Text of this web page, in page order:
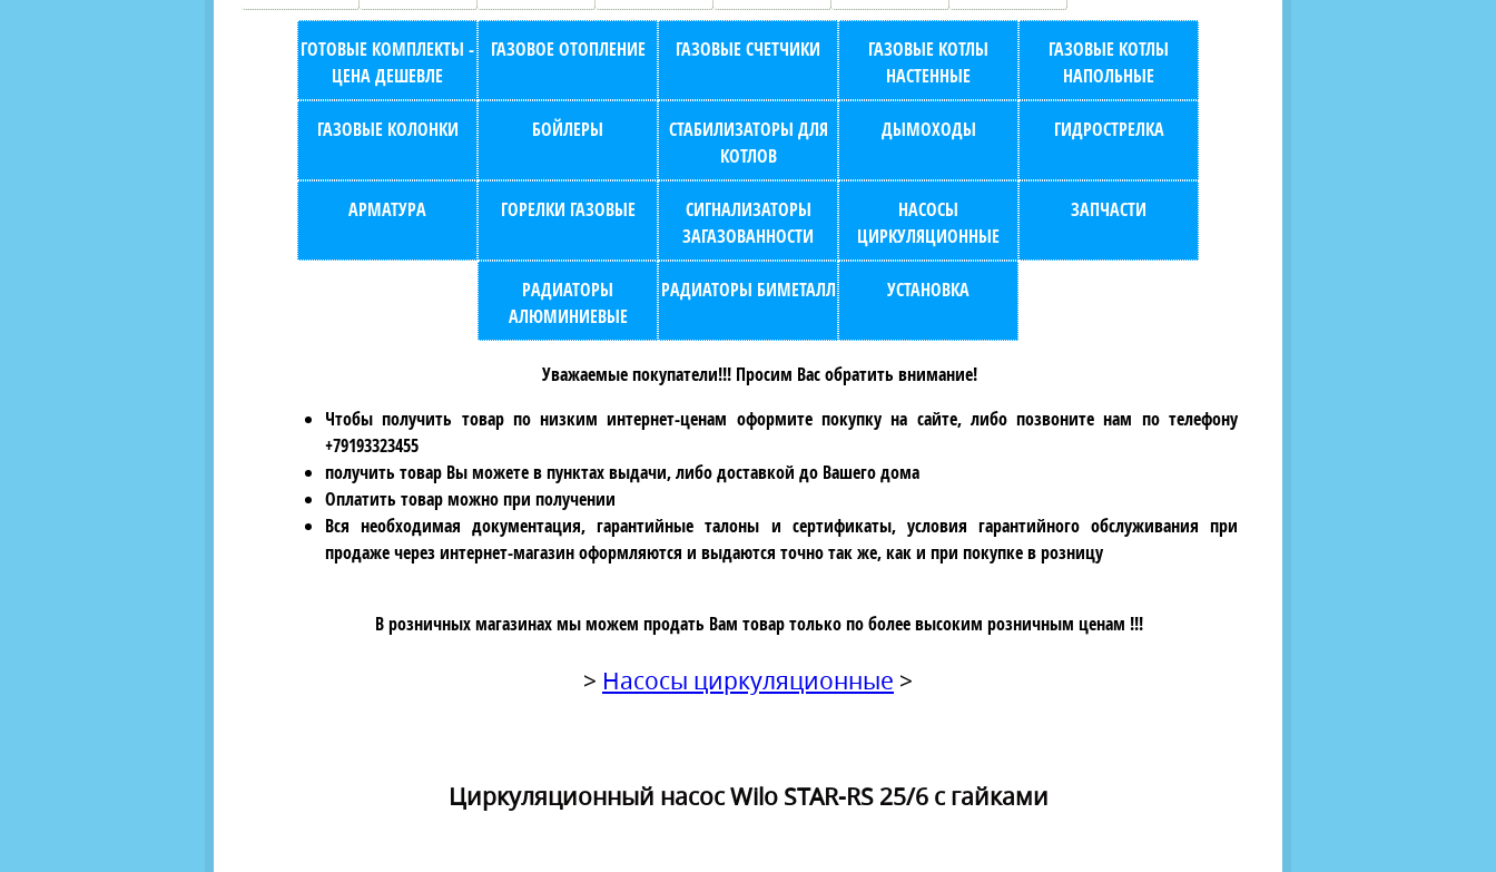
ГОТОВЫЕ КОМПЛЕКТЫ -
ЦЕНА ДЕШЕВЛЕ
ГАЗОВОЕ ОТОПЛЕНИЕ ГАЗОВЫЕ СЧЕТЧИКИ
ГАЗОВЫЕ КОТЛЫ
НАСТЕННЫЕ
ГАЗОВЫЕ КОТЛЫ
НАПОЛЬНЫЕ
ГАЗОВЫЕ КОЛОНКИ БОЙЛЕРЫ
СТАБИЛИЗАТОРЫ ДЛЯ
КОТЛОВ
ДЫМОХОДЫ ГИДРОСТРЕЛКА
АРМАТУРА ГОРЕЛКИ ГАЗОВЫЕ
СИГНАЛИЗАТОРЫ
ЗАГАЗОВАННОСТИ
НАСОСЫ
ЦИРКУЛЯЦИОННЫЕ
ЗАПЧАСТИ
РАДИАТОРЫ
АЛЮМИНИЕВЫЕ
РАДИАТОРЫ БИМЕТАЛЛ УСТАНОВКА
Уважаемые покупатели!!! Просим Вас обратить внимание!
Чтобы получить товар по низким интернет-ценам оформите покупку на сайте, либо позвоните нам по телефону
+79193323455
получить товар Вы можете в пунктах выдачи, либо доставкой до Вашего дома
Оплатить товар можно при получении
Вся необходимая документация, гарантийные талоны и сертификаты, условия гарантийного обслуживания при
продаже через интернет-магазин оформляются и выдаются точно так же, как и при покупке в розницу
В розничных магазинах мы можем продать Вам товар только по более высоким розничным ценам !!!
> Насосы циркуляционные >
Циркуляционный насос Wilo STAR-RS 25/6 с гайками